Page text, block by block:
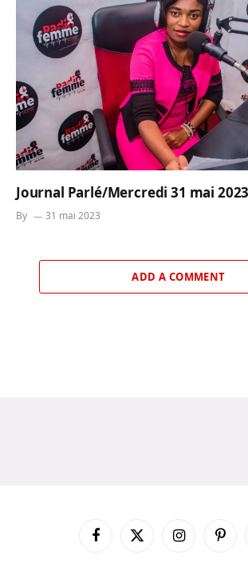
Journal Parlé/Mercredi 31 mai
By 31 mai 2023
ADD A COMMENT
FacebookX
Instagram